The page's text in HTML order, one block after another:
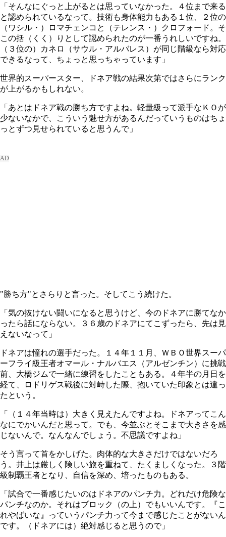
「そんなにぐっと上がるとは思っていなかった。４位まで来る
と認められているなって。技術も身体能力もある１位、２位の
（ワシル・）ロマチェンコと（テレンス・）クロフォード。そ
この括（くく）りとして認められたのが一番うれしいですね。
（３位の）カネロ（サウル・アルバレス）が同じ階級なら対応
できるなって、ちょっと思っちゃっています」
世界的スーパースター、ドネア戦の結果次第ではさらにランク
が上がるかもしれない。
「あとはドネア戦の勝ち方ですよね。軽量級って派手なＫＯが
少ないなかで、こういう魅せ方があるんだっていうものはちょ
っとずつ見せられていると思うんで」
"勝ち方"とさらりと言った。そしてこう続けた。
「気の抜けない闘いになると思うけど、今のドネアに勝てなか
ったら話にならない。３６歳のドネアにてこずったら、先は見
えないなって」
ドネアは憧れの選手だった。１４年１１月、ＷＢＯ世界スーパ
ーフライ級王者オマール・ナルバエス（アルゼンチン）に挑戦
前、大橋ジムで一緒に練習をしたこともある。４年半の月日を
経て、ロドリゲス戦後に対峙した際、抱いていた印象とは違っ
たという。
「（１４年当時は）大きく見えたんですよね。ドネアってこん
なにでかいんだと思って。でも、今並ぶとそこまで大きさを感
じないんで。なんなんでしょう。不思議ですよね」
そう言って首をかしげた。肉体的な大きさだけではないだろ
う。井上は厳しく険しい旅を重ねて、たくましくなった。３階
級制覇王者となり、自信を深め、培ったものもある。
「試合で一番感じたいのはドネアのパンチ力。どれだけ危険な
パンチなのか。それはブロック（の上）でもいいんです。『こ
れやばいな』っていうパンチ力って今まで感じたことがないん
です。（ドネアには）絶対感じると思うので」